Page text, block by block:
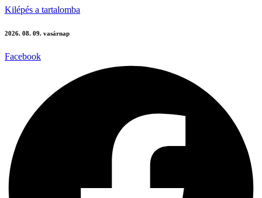
Kilépés a tartalomba
2026. 08. 09. vasárnap
Facebook